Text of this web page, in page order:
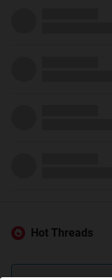
Hot Threads